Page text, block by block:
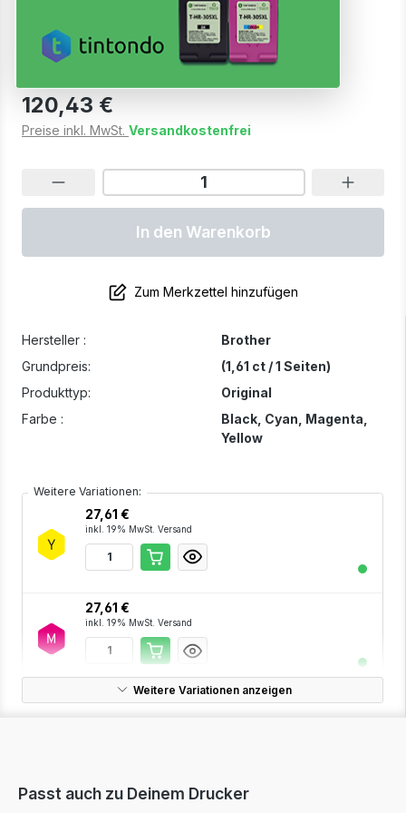
Hersteller :
Brother
Grundpreis:
(1,61 ct / 1 Seiten)
Produkttyp:
Original
Farbe :
Black, Cyan , Magenta
Yellow
Weitere Variationen:
27,61 €
inkl. 19% MwSt. Versand
27,61 €
inkl. 19% MwSt. Versand
27,61 €
41,67 €
Weitere Variationen anzeigen
3219XLVAL Viererpack CMYK
Versandfertig in 5 Tagen, Lieferzeit 1-3 Werktage
120,43 €
Preise inkl. MwSt. Versandkostenfrei
In den Warenkorb
Zum Merkzettel hinzufügen
Passt auch zu Deinem Drucker